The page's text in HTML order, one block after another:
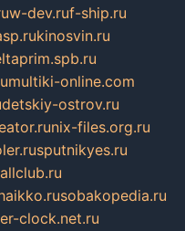
w-dev.ruf-ship.ru
kinosvin.ru
multiki-online.com
detskiy-ostrov.ru
nix-files.org.ru
sputnikyes.ru
sobakopedia.ru
clock.net.ru